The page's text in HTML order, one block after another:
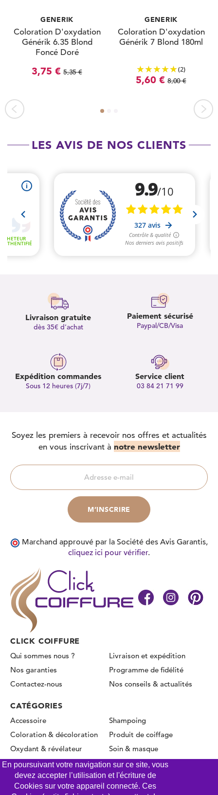
GENERIK
Coloration D'oxydation
Générik 6.35 Blond
Foncé Doré
3,75 € 5,35 €
GENERIK
Coloration D'oxydation
Générik 7 Blond 180ml
(2)
5,60 € 8,00 €
LES AVIS DE NOS CLIENTS
Livraison gratuite
dès 35€ d’achat
Paiement sécurisé
Paypal/CB/Visa
Expédition commandes
Sous 12 heures (7j/7)
Service client
03 84 21 71 99
CLICK COIFFURE
Qui sommes nous ?
Livraison et expédition
Nos garanties
Programme de fidélité
Contactez-nous
Nos conseils & actualités
CATÉGORIES
Accessoire
Coloration & décoloration
Oxydant & révélateur
Permanente & Lissage
Shampoing
Produit de coiffage
Soin & masque
Soyez les premiers à recevoir nos offres et actualités
en vous inscrivant à notre newsletter
Marchand approuvé par la Société des Avis Garantis,
cliquez ici pour vérifier.
En poursuivant votre navigation sur ce site, vous
devez accepter l’utilisation et l'écriture de
Cookies sur votre appareil connecté. Ces